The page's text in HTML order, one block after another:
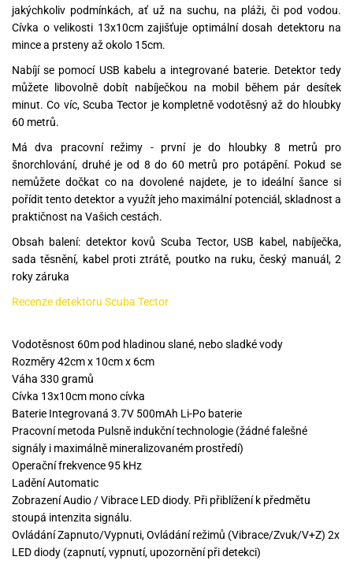
jakýchkoliv podmínkách, ať už na suchu, na pláži, či pod vodou.
Cívka o velikosti 13x10cm zajišťuje optimální dosah detektoru na
mince a prsteny až okolo 15cm.
Nabíjí se pomocí USB kabelu a integrované baterie. Detektor tedy
můžete libovolně dobít nabíječkou na mobil během pár desítek
minut. Co víc, Scuba Tector je kompletně vodotěsný až do hloubky
60 metrů.
Má dva pracovní režimy - první je do hloubky 8 metrů pro
šnorchlování, druhé je od 8 do 60 metrů pro potápění. Pokud se
nemůžete dočkat co na dovolené najdete, je to ideální šance si
pořídit tento detektor a využít jeho maximální potenciál, skladnost a
praktičnost na Vašich cestách.
Obsah balení: detektor kovů Scuba Tector, USB kabel, nabíječka,
sada těsnění, kabel proti ztrátě, poutko na ruku, český manuál, 2
roky záruka
Recenze detektoru Scuba Tector
Vodotěsnost 60m pod hladinou slané, nebo sladké vody
Rozměry 42cm x 10cm x 6cm
Váha 330 gramů
Cívka 13x10cm mono cívka
Baterie Integrovaná 3.7V 500mAh Li-Po baterie
Pracovní metoda Pulsně indukční technologie (žádné falešné
signály i maximálně mineralizovaném prostředí)
Operační frekvence 95 kHz
Ladění Automatic
Zobrazení Audio / Vibrace LED diody. Při přiblížení k předmětu
stoupá intenzita signálu.
Ovládání Zapnuto/Vypnuti, Ovládání režimů (Vibrace/Zvuk/V+Z) 2x
LED diody (zapnutí, vypnutí, upozornění při detekci)